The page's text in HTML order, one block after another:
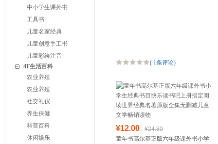
中小学生课外书
工具书
儿童名家经典
儿童创意手工书
儿童彩绘注音
4F生活百科
农业养殖
农业养殖
社交礼仪
养生保健
科普百科
休闲娱乐
( 1条评论)
¥12.00
¥24.80
童年书高尔基正版六年级课外书小学